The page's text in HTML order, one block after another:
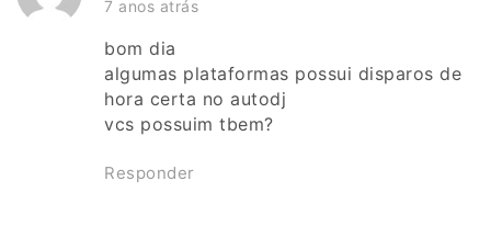
7 anos atrás
bom dia
algumas plataformas possui disparos de
hora certa no autodj
vcs possuim tbem?
Responder